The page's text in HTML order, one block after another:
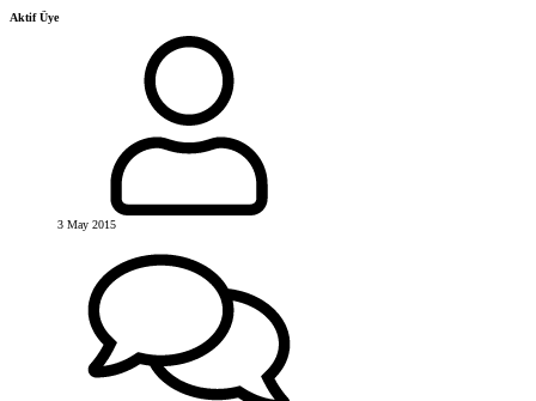
Aktif Üye
3 May 2015